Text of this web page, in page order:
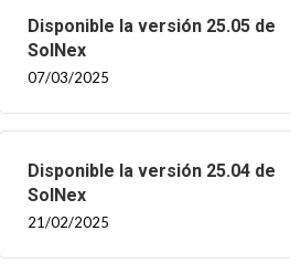
Disponible la versión 25.05 de
SolNex
07/03/2025
Disponible la versión 25.04 de
SolNex
21/02/2025